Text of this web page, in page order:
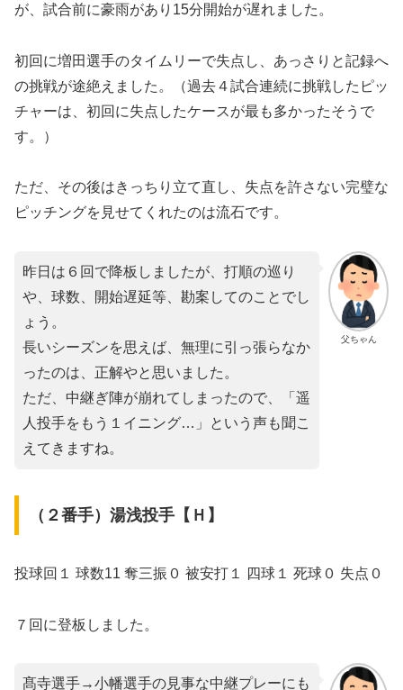
が、試合前に豪雨があり15分開始が遅れました。
初回に増田選手のタイムリーで失点し、あっさりと記録へ
の挑戦が途絶えました。（過去４試合連続に挑戦したピッ
チャーは、初回に失点したケースが最も多かったそうで
す。）
ただ、その後はきっちり立て直し、失点を許さない完璧な
ピッチングを見せてくれたのは流石です。
父ちゃん
昨日は６回で降板しましたが、打順の巡り
や、球数、開始遅延等、勘案してのことでし
ょう。
長いシーズンを思えば、無理に引っ張らなか
ったのは、正解やと思いました。
ただ、中継ぎ陣が崩れてしまったので、「遥
人投手をもう１イニング…」という声も聞こ
えてきますね。
（２番手）湯浅投手【Ｈ】
投球回１ 球数11 奪三振０ 被安打１ 四球１ 死球０ 失点０
７回に登板しました。
髙寺選手→小幡選手の見事な中継プレーにも